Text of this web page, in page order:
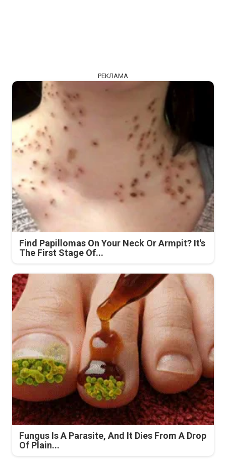
РЕКЛАМА
Find Papillomas On Your Neck Or Armpit? It's
The First Stage Of...
Fungus Is A Parasite, And It Dies From A Drop
Of Plain...